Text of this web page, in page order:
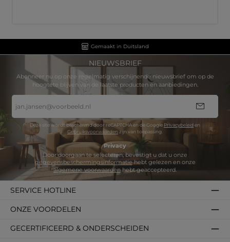
Gemaakt in Duitsland
NIEUWSBRIEF
Abonneer nu op onze regelmatig verschijnende nieuwsbrief om op de
hoogtete blijven van de laatste producten en aanbiedingen.
mailadres
*
Deze site wordt beschermd door reCAPTCHA en de Google Privacybeleid en
Gebruiksvoorwaarden zijn van toepassing.
Privacy
gegevensbeschermingsinformatie
algemene voorwaardenhebt geaccepteerd.
SERVICE HOTLINE
GECERTIFICEERD & ONDERSCHEIDEN
ONZE VOORDELEN